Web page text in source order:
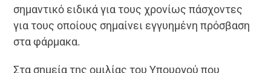
σημαντικό ειδικά για τους χρονίως πάσχοντες
για τους οποίους σημαίνει εγγυημένη πρόσβαση
στα φάρμακα.
Στα σημεία της ομιλίας του Υπουργού που